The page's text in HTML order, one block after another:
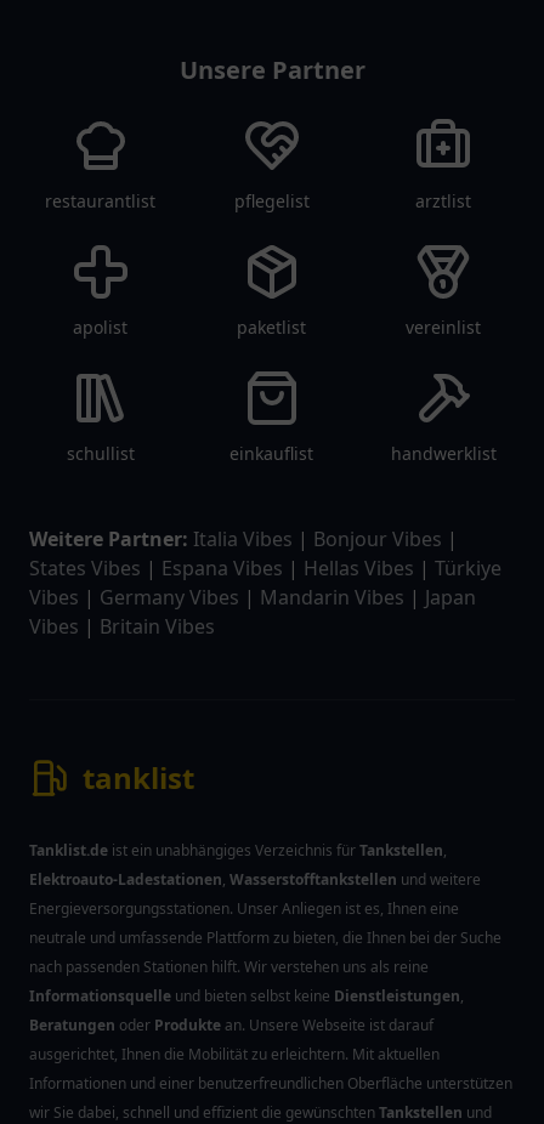
Unsere Partner
restaurantlist pflegelist arztlist
apolist paketlist vereinlist
schullist einkauflist handwerklist
Weitere Partner: Italia Vibes | Bonjour Vibes |
States Vibes | Espana Vibes | Hellas Vibes | Türkiye
Vibes | Germany Vibes | Mandarin Vibes | Japan
Vibes | Britain Vibes
tanklist
Tanklist.de ist ein unabhängiges Verzeichnis fürTankstellen,
Elektroauto-Ladestationen, Wasserstofftankstellen und weitere
Energieversorgungsstationen. Unser Anliegen ist es, Ihnen eine
neutrale und umfassende Plattform zu bieten, die Ihnen bei der Suche
nach passenden Stationen hilft. Wir verstehen uns als reine
Informationsquelle und bieten selbst keine Dienstleistungen,
Beratungen oder Produkte an. Unsere Webseite ist darauf
ausgerichtet, Ihnen die Mobilität zu erleichtern. Mit aktuellen
Informationen und einer benutzerfreundlichen Oberfläche unterstützen
wir Sie dabei, schnell und effizient die gewünschtenTankstellen und